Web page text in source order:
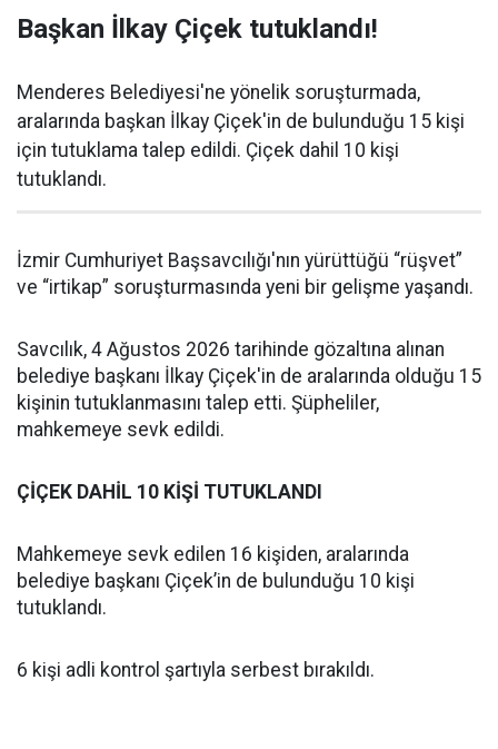
Başkan İlkay Çiçek tutuklandı!
Menderes Belediyesi'ne yönelik soruşturmada,
aralarında başkan İlkay Çiçek'in de bulunduğu 15 kişi
için tutuklama talep edildi. Çiçek dahil 10 kişi
tutuklandı.
İzmir Cumhuriyet Başsavcılığı'nın yürüttüğü “rüşvet”
ve “irtikap” soruşturmasında yeni bir gelişme yaşandı.
Savcılık, 4 Ağustos 2026 tarihinde gözaltına alınan
belediye başkanı İlkay Çiçek'in de aralarında olduğu 15
kişinin tutuklanmasını talep etti. Şüpheliler,
mahkemeye sevk edildi.
ÇİÇEK DAHİL 10 KİŞİ TUTUKLANDI
Mahkemeye sevk edilen 16 kişiden, aralarında
belediye başkanı Çiçek’in de bulunduğu 10 kişi
tutuklandı.
6 kişi adli kontrol şartıyla serbest bırakıldı.